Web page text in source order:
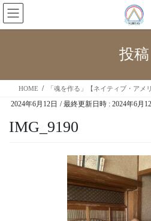
投稿
HOME 「魂を作る」【ネイティブ・アメ
2024年6月12日 / 最終更新日時 : 2024年6月
IMG_9190